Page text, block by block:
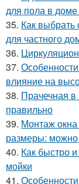
для пола в
35. Как
для частного
36.
37.
влияние на
38. Прачечная в
правильно
39. Монтаж
размеры: можно
40. Как быстро
мойки
41.